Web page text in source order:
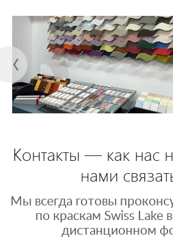
Контакты — как нас
нами
Мы всегда готовы
по краскам Swiss Lake
дистанционном